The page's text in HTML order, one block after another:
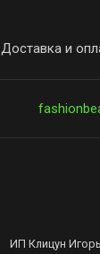
Доставка и
ИП Клицун